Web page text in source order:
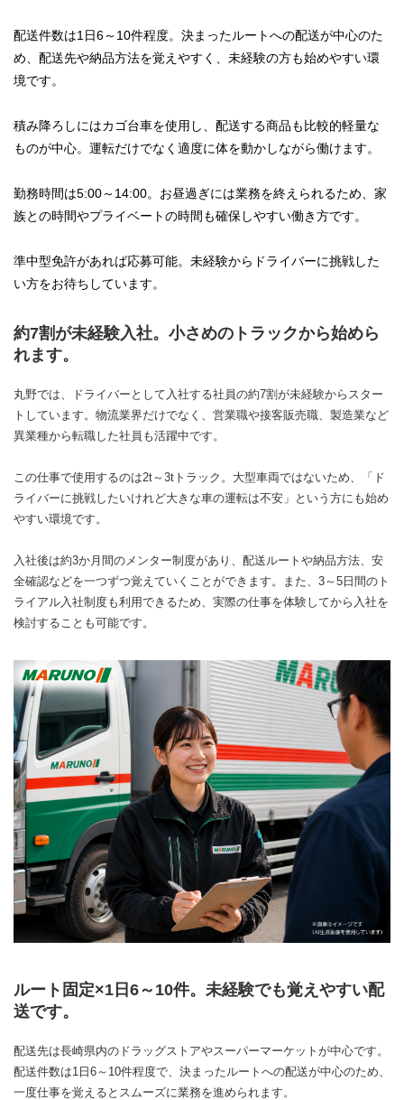
配送件数は1日6～10件程度。決まったルートへの配送が中心のた
め、配送先や納品方法を覚えやすく、未経験の方も始めやすい環
境です。
積み降ろしにはカゴ台車を使用し、配送する商品も比較的軽量な
ものが中心。運転だけでなく適度に体を動かしながら働けます。
勤務時間は5:00～14:00。お昼過ぎには業務を終えられるため、家
族との時間やプライベートの時間も確保しやすい働き方です。
準中型免許があれば応募可能。未経験からドライバーに挑戦した
い方をお待ちしています。
約7割が未経験入社。小さめのトラックから始めら
れます。
丸野では、ドライバーとして入社する社員の約7割が未経験からスター
トしています。物流業界だけでなく、営業職や接客販売職、製造業など
異業種から転職した社員も活躍中です。
この仕事で使用するのは2t～3tトラック。大型車両ではないため、「ド
ライバーに挑戦したいけれど大きな車の運転は不安」という方にも始め
やすい環境です。
入社後は約3か月間のメンター制度があり、配送ルートや納品方法、安
全確認などを一つずつ覚えていくことができます。また、3～5日間のト
ライアル入社制度も利用できるため、実際の仕事を体験してから入社を
検討することも可能です。
ルート固定×1日6～10件。未経験でも覚えやすい配
送です。
配送先は長崎県内のドラッグストアやスーパーマーケットが中心です。
配送件数は1日6～10件程度で、決まったルートへの配送が中心のため、
一度仕事を覚えるとスムーズに業務を進められます。